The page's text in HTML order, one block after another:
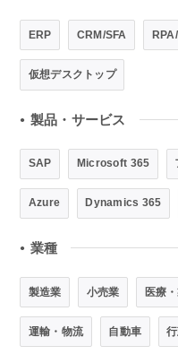
ERP CRM/SFA
仮想デスクトップ
● 製品・サービス
SAP Microsoft 365
Azure Dynamics 365
● 業種
製造業 小売業 医療
運輸・物流 自動車